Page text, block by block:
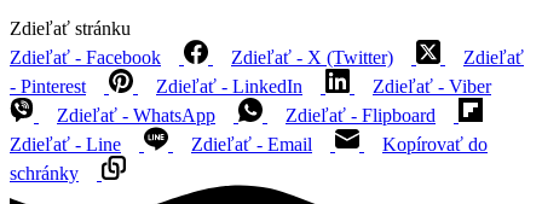
Zdieľať stránku
Zdieľať - Facebook
Zdieľať - X (Twitter)
Zdieľať
- Pinterest
Zdieľať - LinkedIn
Zdieľať - Viber
Zdieľať - WhatsApp
Zdieľať - Flipboard
Zdieľať - Line
Zdieľať - Email
Kopírovať do
schránky